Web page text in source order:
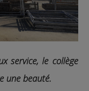
service, le collège
une beauté.